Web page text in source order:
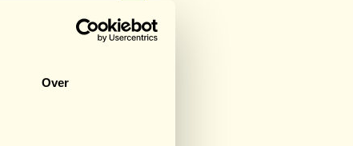
Over